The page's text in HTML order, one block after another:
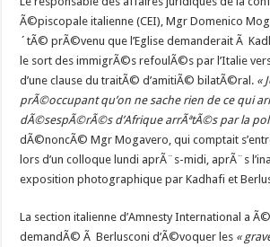
Ã©piscopale italienne (CEI), Mgr Domenico
´tÃ© prÃ©venu que l’Eglise demanderait Ã
le sort des immigrÃ©s refoulÃ©s par l’Italie
d’une clause du traitÃ© d’amitiÃ© bilatÃ©ral. «
prÃ©occupant qu’on ne sache rien de ce qui
dÃ©sespÃ©rÃ©s d’Afrique arrÃªtÃ©s par la
dÃ©noncÃ© Mgr Mogavero, qui comptait
lors d’un colloque lundi aprÃ¨s-midi, aprÃ¨s
exposition photographique par Kadhafi et
La section italienne d’Amnesty International a
demandÃ© Ã Berlusconi d’Ã©voquer les «